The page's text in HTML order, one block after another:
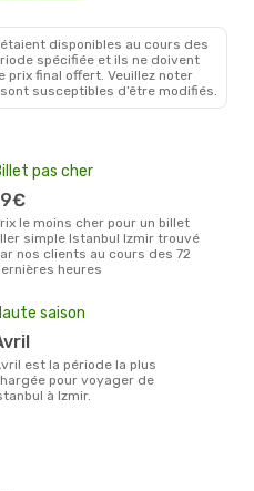
disponibles au cours des
spécifiée et ils ne doivent
prix final offert. Veuillez noter
susceptibles d’être modifiés.
pas cher
19€
simple Istanbul Izmir trouvé
nos clients au cours des 72
heures
saison
avril
pour voyager de
à Izmir.